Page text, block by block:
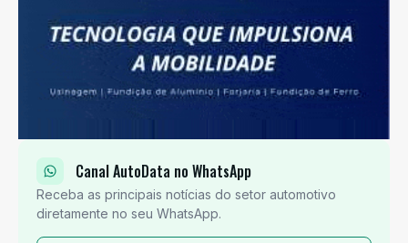
Canal AutoData no WhatsApp
Receba as principais notícias do setor automotivo
diretamente no seu WhatsApp.